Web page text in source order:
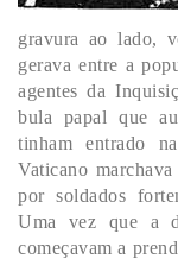
gravura ao lado,
gerava entre a
agentes da
bula papal que
tinham entrado
Vaticano
por soldados
Uma vez que a
começavam a